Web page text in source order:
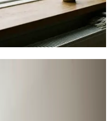
i
hal-ventilation eller
løsningen til erhverv og